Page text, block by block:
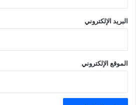
البريد الإلكتروني
الموقع الإلكتروني